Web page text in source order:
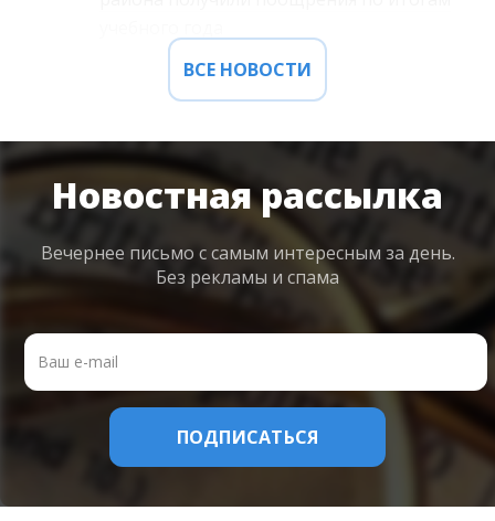
ВСЕ НОВОСТИ
Новостная рассылка
Вечернее письмо с самым интересным за день.
Без рекламы и спама